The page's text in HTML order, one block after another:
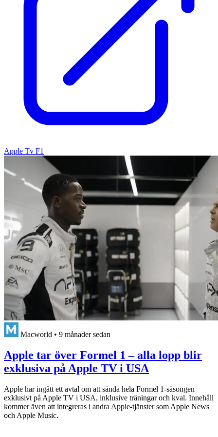
Apple Tv F1
Macworld • 9 månader sedan
Apple tar över Formel 1 – alla lopp blir
exklusiva på Apple TV i USA
Apple har ingått ett avtal om att sända hela Formel 1-säsongen
exklusivt på Apple TV i USA, inklusive träningar och kval. Innehåll
kommer även att integreras i andra Apple-tjänster som Apple News
och Apple Music.